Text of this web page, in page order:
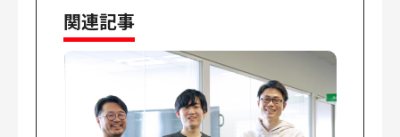
関連記事